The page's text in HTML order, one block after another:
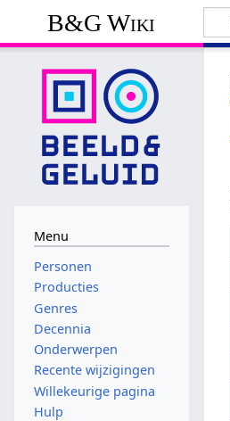
B&G Wiki
Menu
Personen
Producties
Genres
Decennia
Onderwerpen
Recente wijzigingen
Willekeurige pagina
Hulp